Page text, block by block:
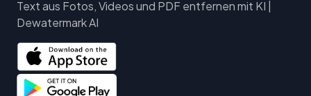
Text aus Fotos, Videos und PDF entfernen mit KI |
Dewatermark AI